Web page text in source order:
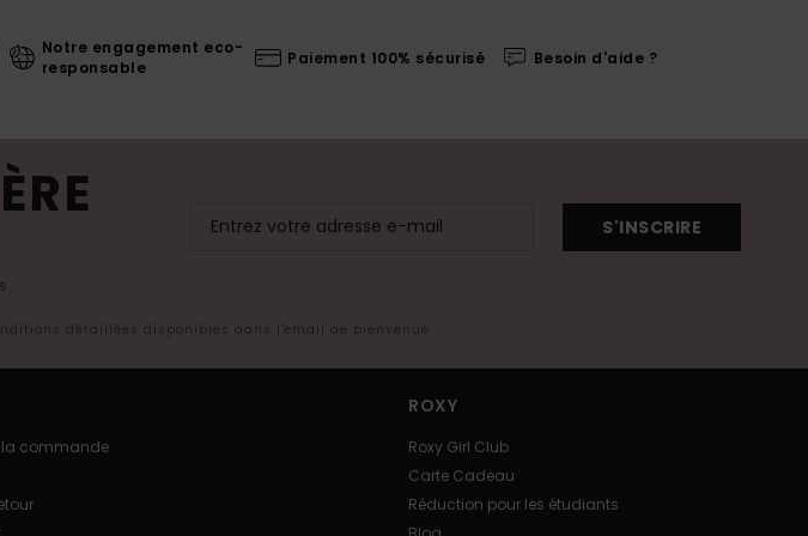
Notre engagement eco-
responsable
Paiement 100% sécurisé Besoin d'aide ?
S'INSCRIRE
détaillées disponibles dans l'email de bienvenue
la commande
ROXY
Roxy Girl Club
Carte Cadeau
Réduction pour les étudiants